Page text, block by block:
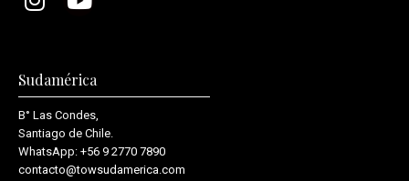
Sudamérica
B° Las Condes,
Santiago de Chile.
WhatsApp: +56 9 2770 7890
contacto@towsudamerica.com